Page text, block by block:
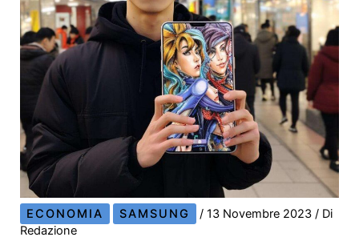
ECONOMIA SAMSUNG /13 Novembre 2023/ Di
Redazione